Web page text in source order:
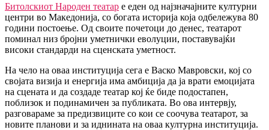
Битолскиот Народен театар е еден од најзначајните културни
центри во Македонија, со богата историја која одбележува 80
години постоење. Од своите почетоци до денес, театарот
поминал низ бројни уметнички еволуции, поставувајќи
високи стандарди на сценската уметност.
На чело на оваа институција сега е Васко Мавровски, кој со
својата визија и енергија има амбиција да ја врати емоцијата
на сцената и да создаде театар кој ќе биде подостапен,
поблизок и подинамичен за публиката. Во ова интервју,
разговараме за предизвиците со кои се соочува театарот, за
новите планови и за иднината на оваа културна институција.